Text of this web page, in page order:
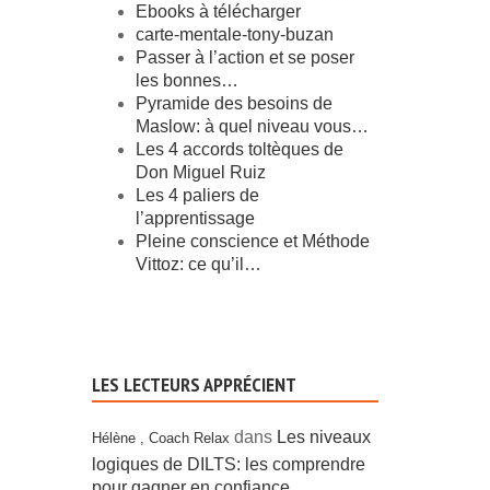
Ebooks à télécharger
carte-mentale-tony-buzan
Passer à l’action et se poser
les bonnes…
Pyramide des besoins de
Maslow: à quel niveau vous…
Les 4 accords toltèques de
Don Miguel Ruiz
Les 4 paliers de
l’apprentissage
Pleine conscience et Méthode
Vittoz: ce qu’il…
LES LECTEURS APPRÉCIENT
Hélène , Coach Relax dans Les niveaux
logiques de DILTS: les comprendre